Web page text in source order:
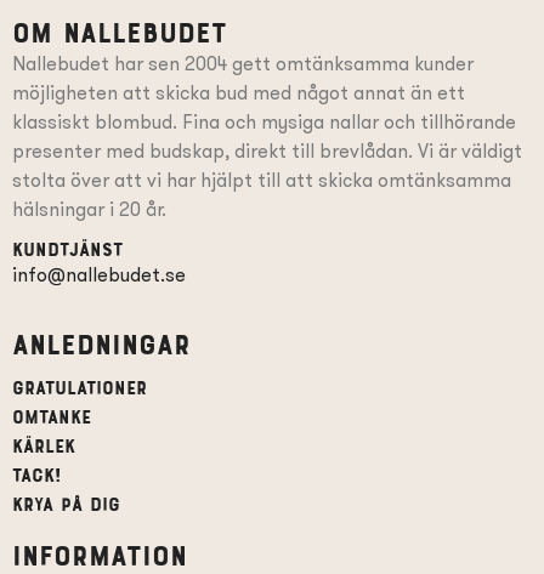
Om Nallebudet
Nallebudet har sen 2004 gett omtänksamma kunder
möjligheten att skicka bud med något annat än ett
klassiskt blombud. Fina och mysiga nallar och tillhörande
presentermed budskap, direkt till brevlådan. Vi är väldigt
stolta över att vi har hjälpt till att skicka omtänksamma
hälsningar i 20 år.
Kundtjänst
info@nallebudet.se
Anledningar
Gratulationer
Omtanke
Kärlek
Tack!
Krya på dig
Information